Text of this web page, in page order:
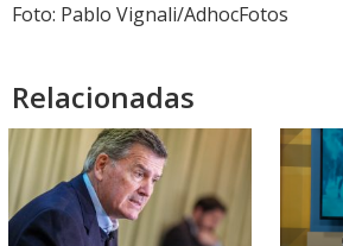
Foto: Pablo Vignali/AdhocFotos
Relacionadas